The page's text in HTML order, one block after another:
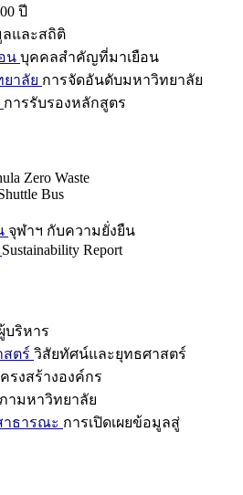
ปี
และสถิติ
น บุคคลสำคัญที่มาเยือน
าลัย การจัดอันดับมหาวิทยาลัย
การรับรองหลักสูตร
Zero Waste
Bus
จุฬาฯ กับความยั่งยืน
Sustainability Report
ริหาร
ตร์ วิสัยทัศน์และยุทธศาสตร์
รงสร้างองค์กร
ามหาวิทยาลัย
าธารณะ การเปิดเผยข้อมูลสู่